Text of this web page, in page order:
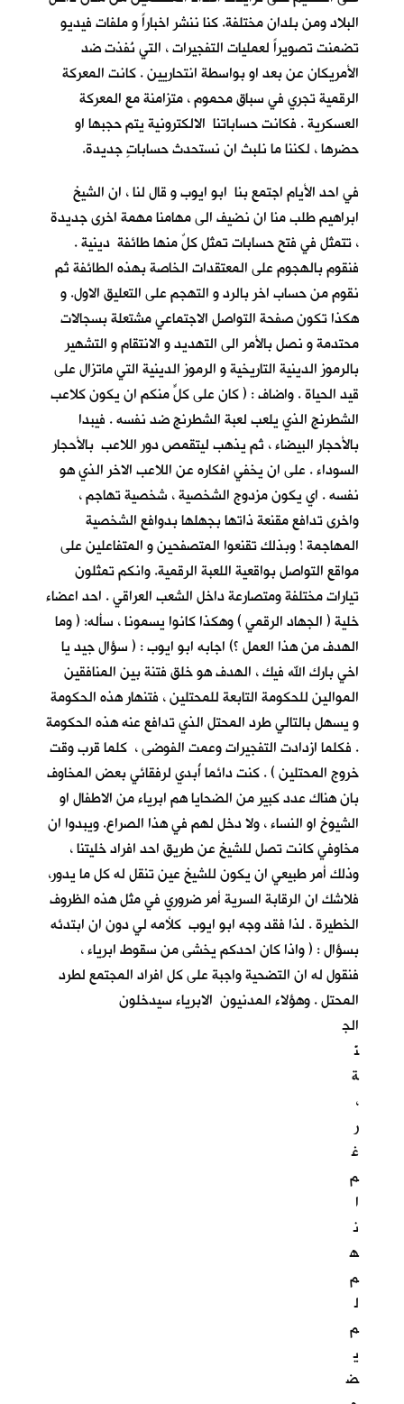
البلاد ومن بلدان مختلفة. كنا ننشر اخباراً و ملفات فيديو
تضمنت تصويراً لعمليات التفجيرات ، التي نُفذت ضد
الأمريكان عن بعد او بواسطة انتحاريين . كانت المعركة
الرقمية تجري في سباق محموم ، متزامنة مع المعركة
العسكرية . فكانت حساباتنا الالكترونية يتم حجبها او
حضرها ، لكننا ما نلبث ان نستحدث حساباتٍ جديدة.
في احد الأيام اجتمع بنا ابو ايوب و قال لنا ، ان الشيخ
ابراهيم طلب منا ان نضيف الى مهامنا مهمة اخرى جديدة
، تتمثل في فتح حسابات تمثل كلٌ منها طائفة دينية .
فنقوم بالهجوم على المعتقدات الخاصة بهذه الطائفة ثم
نقوم من حساب اخر بالرد و التهجم على التعليق الاول. و
هكذا تكون صفحة التواصل الاجتماعي مشتعلة بسجالات
محتدمة و نصل بالأمر الى التهديد و الانتقام و التشهير
بالرموز الدينية التاريخية و الرموز الدينية التي ماتزال على
قيد الحياة . واضاف : ( كان على كلٍّ منكم ان يكون كلاعب
الشطرنج الذي يلعب لعبة الشطرنج ضد نفسه . فيبدا
بالأحجار البيضاء ، ثم يذهب ليتقمص دور اللاعب بالأحجار
السوداء . على ان يخفي افكاره عن اللاعب الاخر الذي هو
نفسه . اي يكون مزدوج الشخصية ، شخصية تهاجم ،
واخرى تدافع مقنعة ذاتها بجهلها بدوافع الشخصية
المهاجمة ! وبذلك تقنعوا المتصفحين و المتفاعلين على
مواقع التواصل بواقعية اللعبة الرقمية. وانكم تمثلون
تيارات مختلفة ومتصارعة داخل الشعب العراقي . احد اعضاء
خلية ( الجهاد الرقمي ) وهكذا كانوا يسمونا ، سأله: ( وما
الهدف من هذا العمل ؟) اجابه ابو ايوب : ( سؤال جيد يا
اخي بارك الله فيك ، الهدف هو خلق فتنة بين المنافقين
الموالين للحكومة التابعة للمحتلين ، فتنهار هذه الحكومة
و يسهل بالتالي طرد المحتل الذي تدافع عنه هذه الحكومة
. فكلما ازدادت التفجيرات وعمت الفوضى ، كلما قرب وقت
خروج المحتلين ) . كنت دائما أُبدي لرفقائي بعض المخاوف
بان هناك عدد كبير من الضحايا هم ابرياء من الاطفال او
الشيوخ او النساء ، ولا دخل لهم في هذا الصراع. ويبدوا ان
مخاوفي كانت تصل للشيخ عن طريق احد افراد خليتنا ،
وذلك أمر طبيعي ان يكون للشيخ عين تنقل له كل ما يدور،
فلاشك ان الرقابة السرية أمر ضروري في مثل هذه الظروف
الخطيرة . لذا فقد وجه ابو ايوب كلأمه لي دون ان ابتدئه
بسؤال : ( واذا كان احدكم يخشى من سقوط ابرياء ،
فنقول له ان التضحية واجبة على كل افراد المجتمع لطرد
المحتل . وهؤلاء المدنيون الابرياء سيدخلون
الج
نّ
ة
،
ر
غ
م
ا
ن
ه
م
ل
م
ي
ض